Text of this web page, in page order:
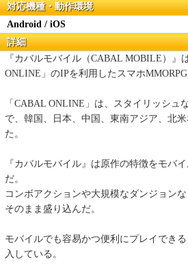
対応機種・動作環境
Android / iOS
詳細
『カバルモバイル（CABAL MOBILE）』
ONLINE」のIPを利用したスマホMMORPG
「CABAL ONLINE」は、スタイリッシュ
で、韓国、日本、中国、東南アジア、北
た。
『カバルモバイル』は原作の特徴をモバ
だ。
コンボアクションや大規模なダンジョン
そのまま盛り込んだ。
モバイルでも容易かつ便利にプレイでき
入している。